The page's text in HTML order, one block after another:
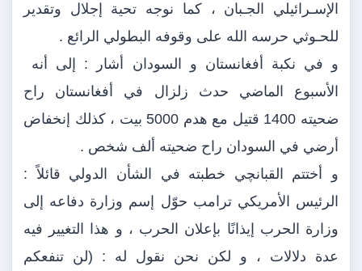
الإسـرائيلي الجـبان ، كما نوجه تحية إجلال وتقدير
للحـوثي حرسه الله على وقوفه البطولي الرائع .
و في نكبة أفغانستان و السودان أشار : إلى أنه
الأسبوع الماضي حدث زلزال في أفغانستان راح
ضحيته 1400 قتيل مع هدم 5000 بيت ، كذلك إنخفاض
أرضي في السودان راح ضحيته ألف شخص .
و أختتم القبانچي خطبته في الشأن الدولي قائلاً :
الرئيس الأمريكي ترامب حوّل إسم وزارة دفاعه إلى
وزارة الحرب إيذانًا بإعلان الحرب ، و هذا التغيير فيه
عدة دلالات ، و لكن نحن نقول له : (لن تنفعكم